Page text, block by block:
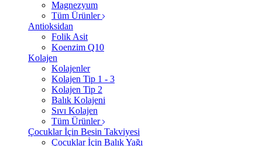
Magnezyum
Tüm Ürünler
Antioksidan
Folik Asit
Koenzim Q10
Kolajen
Kolajenler
Kolajen Tip 1 - 3
Kolajen Tip 2
Balık Kolajeni
Sıvı Kolajen
Tüm Ürünler
Çocuklar İçin Besin Takviyesi
Çocuklar İçin Balık Yağı